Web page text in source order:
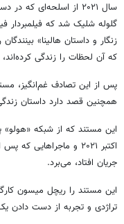
سال ۲۰۲۱ از اسلحه‌ای
گلوله شلیک شد که فیلمبردار
زنگار و داستان هالینا»
که آن لحظات را زندگی
پس از این تصادف غم‌انگیز،
همچنین قصد دارد داستان
اکتبر ۲۰۲۱ و
جریان افتاد، می‌برد.
این مستند را ریچل میسون
تراژدی و تجربه از دست